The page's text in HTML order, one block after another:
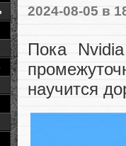
2024-08-05 в
Пока
научится